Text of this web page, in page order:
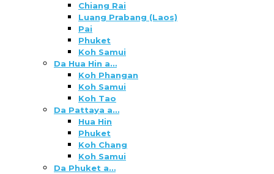
Chiang Rai
Luang Prabang (Laos)
Pai
Phuket
Koh Samui
Da Hua Hin a…
Koh Phangan
Koh Samui
Koh Tao
Da Pattaya a…
Hua Hin
Phuket
Koh Chang
Koh Samui
Da Phuket a…